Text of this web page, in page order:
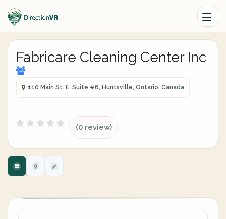
Fabricare Cleaning Center Inc
110 Main St. E. Suite #6, Huntsville, Ontario, Canada
(0 review)